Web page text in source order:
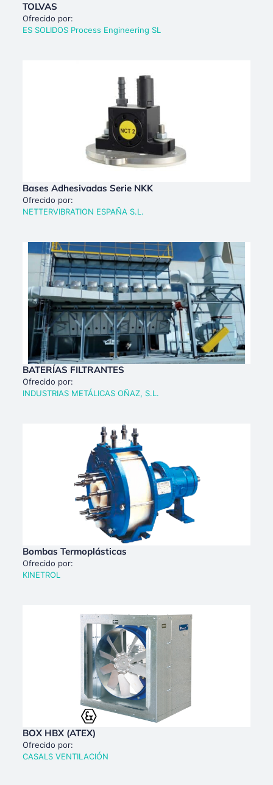
TOLVAS
Ofrecido por:
ES SOLIDOS Process Engineering SL
Bases Adhesivadas Serie NKK
Ofrecido por:
NETTERVIBRATION ESPAÑA S.L.
BATERÍAS FILTRANTES
Ofrecido por:
INDUSTRIAS METÁLICAS OÑAZ, S.L.
Bombas Termoplásticas
Ofrecido por:
KINETROL
BOX HBX (ATEX)
Ofrecido por:
CASALS VENTILACIÓN